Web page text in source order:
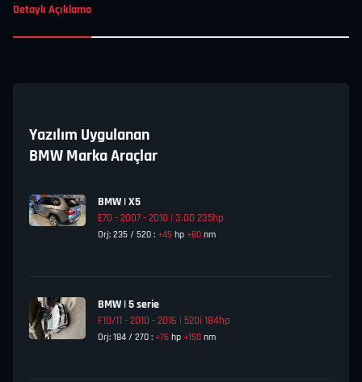
Detaylı Açıklama
Yazılım Uygulanan
BMW Marka Araçlar
BMW | X5
E70 - 2007 - 2010 | 3.0D 235hp
Orj: 235 / 520 : +45 hp +80 nm
BMW | 5 serie
F10/11 - 2010 - 2016 | 520i 184hp
Orj: 184 / 270 : +76 hp +150 nm